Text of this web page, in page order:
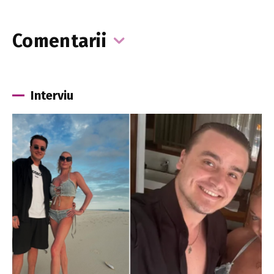
Comentarii
Interviu